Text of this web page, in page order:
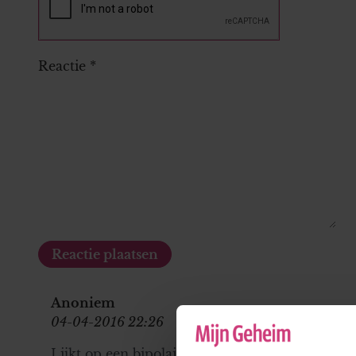
Reactie *
Anoniem
04-04-2016 22:26